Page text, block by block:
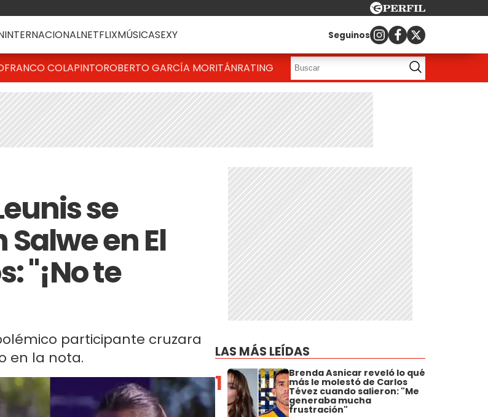
INTERNACIONALNETFLIXMÚSICASEXY Seguinos
FRANCO COLAPINTOROBERTO GARCÍA MORITÁNRATING
se
en El
"¡No te
participante cruzara
en la nota.
LAS MÁS LEÍDAS
1 Brenda Asnicar reveló lo qué
más le molestó de Carlos
Tévez cuando salieron: "Me
generaba mucha
frustración"